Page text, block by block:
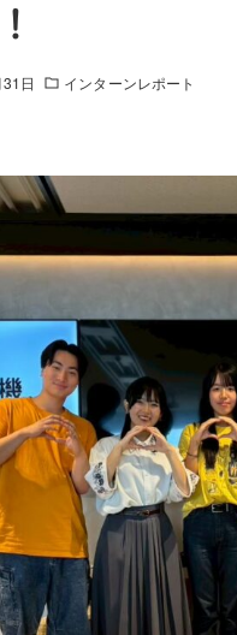
日 インターンレポート